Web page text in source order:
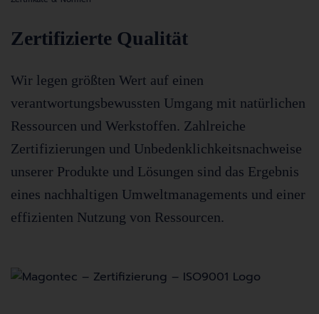
Zertifizierte Qualität
Wir legen größten Wert auf einen
verantwortungsbewussten Umgang mit natürlichen
Ressourcen und Werkstoffen. Zahlreiche
Zertifizierungen und Unbedenklichkeitsnachweise
unserer Produkte und Lösungen sind das Ergebnis
eines nachhaltigen Umweltmanagements und einer
effizienten Nutzung von Ressourcen.